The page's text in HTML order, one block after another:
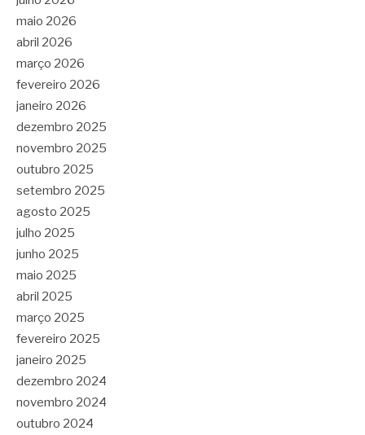
maio 2026
abril 2026
março 2026
fevereiro 2026
janeiro 2026
dezembro 2025
novembro 2025
outubro 2025
setembro 2025
agosto 2025
julho 2025
junho 2025
maio 2025
abril 2025
março 2025
fevereiro 2025
janeiro 2025
dezembro 2024
novembro 2024
outubro 2024